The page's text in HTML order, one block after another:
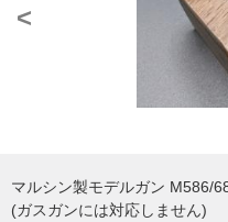
<
マルシン製モデルガン M586/
(ガスガンには対応しません)